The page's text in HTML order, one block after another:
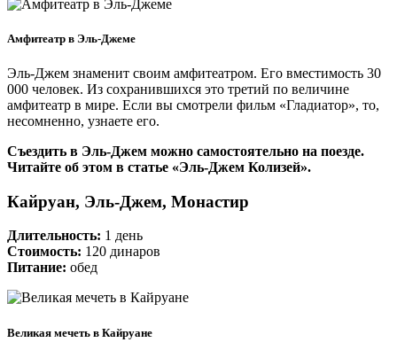
Амфитеатр в Эль-Джеме
Эль-Джем знаменит своим амфитеатром. Его вместимость 30
000 человек. Из сохранившихся это третий по величине
амфитеатр в мире. Если вы смотрели фильм «Гладиатор», то,
несомненно, узнаете его.
Съездить в Эль-Джем можно самостоятельно на поезде.
Читайте об этом в статье «Эль-Джем Колизей».
Кайруан, Эль-Джем, Монастир
Длительность: 1 день
Стоимость: 120 динаров
Питание: обед
Великая мечеть в Кайруане